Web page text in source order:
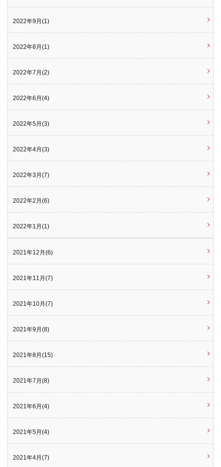
2022年9月(1)
2022年8月(1)
2022年7月(2)
2022年6月(4)
2022年5月(3)
2022年4月(3)
2022年3月(7)
2022年2月(6)
2022年1月(1)
2021年12月(6)
2021年11月(7)
2021年10月(7)
2021年9月(8)
2021年8月(15)
2021年7月(8)
2021年6月(4)
2021年5月(4)
2021年4月(7)